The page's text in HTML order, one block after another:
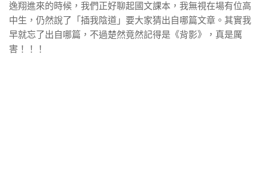
逸翔進來的時候，我們正好聊起國文課本，我無視在場有位高
中生，仍然說了「插我陰道」要大家猜出自哪篇文章。其實我
早就忘了出自哪篇，不過楚然竟然記得是《背影》，真是厲
害！！！